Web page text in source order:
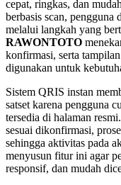
cepat, ringkas, dan
berbasis scan, pengguna
melalui langkah yang
RAWONTOTO
konfirmasi, serta
digunakan untuk
Sistem QRIS instan
satset karena pengguna
tersedia di halaman
sesuai dikonfirmasi,
sehingga aktivitas pada
menyusun fitur ini agar
responsif, dan mudah